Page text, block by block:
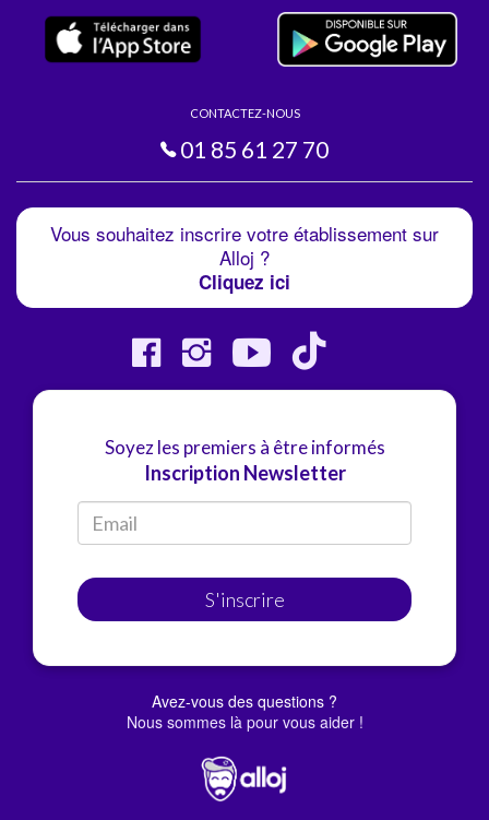
CONTACTEZ-NOUS
01 85 61 27 70
Vous souhaitez inscrire votre établissement sur
Alloj ?
Cliquez ici
Soyez les premiers à être informés
Inscription Newsletter
S'inscrire
Avez-vous des questions ?
Nous sommes là pour vous aider !